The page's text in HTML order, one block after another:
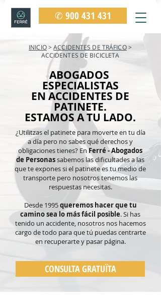
✆ 900 431 431
INICIO>ACCIDENTES DE TRÁFICO>
ACCIDENTES DE BICICLETA
ABOGADOS
ESPECIALISTAS
EN ACCIDENTES DE
PATINETE.
ESTAMOS A TU LADO.
¿Utilitzas el patinete para moverte en tu día
a día pero no sabes qué derechos y
obligaciones tienes? EnFerré - Abogados
de Personassabemos las dificultades a las
que te expones si el patinete es tu medio de
transporte pero nosotros tenemos las
respuestas necesitas.
Desde 1995queremos hacer que tu
camino sea lo más fácil posible. Si has
tenido un accidente, nosotros nos hacemos
cargo de todo para que tú puedas centrarte
en recuperarte y pasar página.
CONSULTA GRATUÏTA